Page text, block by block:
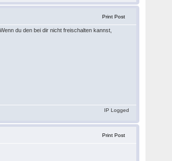
Print Post
du den bei dir nicht freischalten kannst,
IP Logged
Print Post